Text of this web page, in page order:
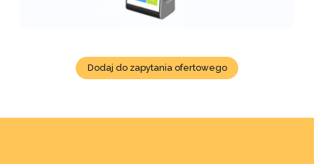
Dodaj do zapytania ofertowego